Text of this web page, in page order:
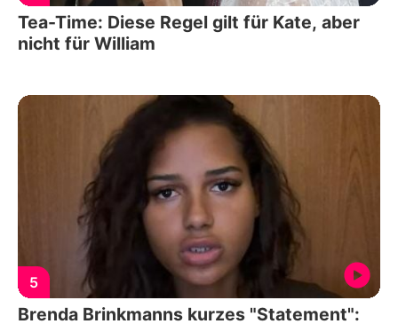
Tea-Time: Diese Regel gilt für Kate, aber
nicht für William
5
Brenda Brinkmanns kurzes "Statement":